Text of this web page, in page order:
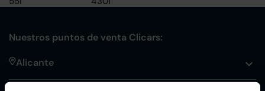
Nuestros puntos de venta Clicars:
Alicante